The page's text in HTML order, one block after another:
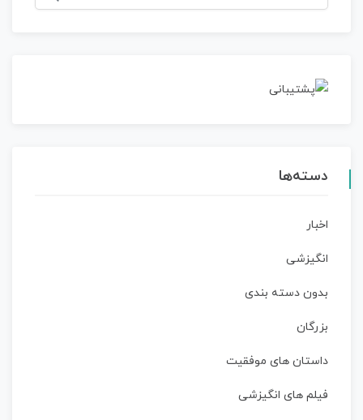
برای:
دسته‌ها
اخبار
انگیزشی
بدون دسته بندی
بزرگان
داستان‌ های موفقیت
فیلم های انگیزشی